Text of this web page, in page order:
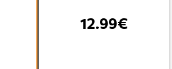
12.99€